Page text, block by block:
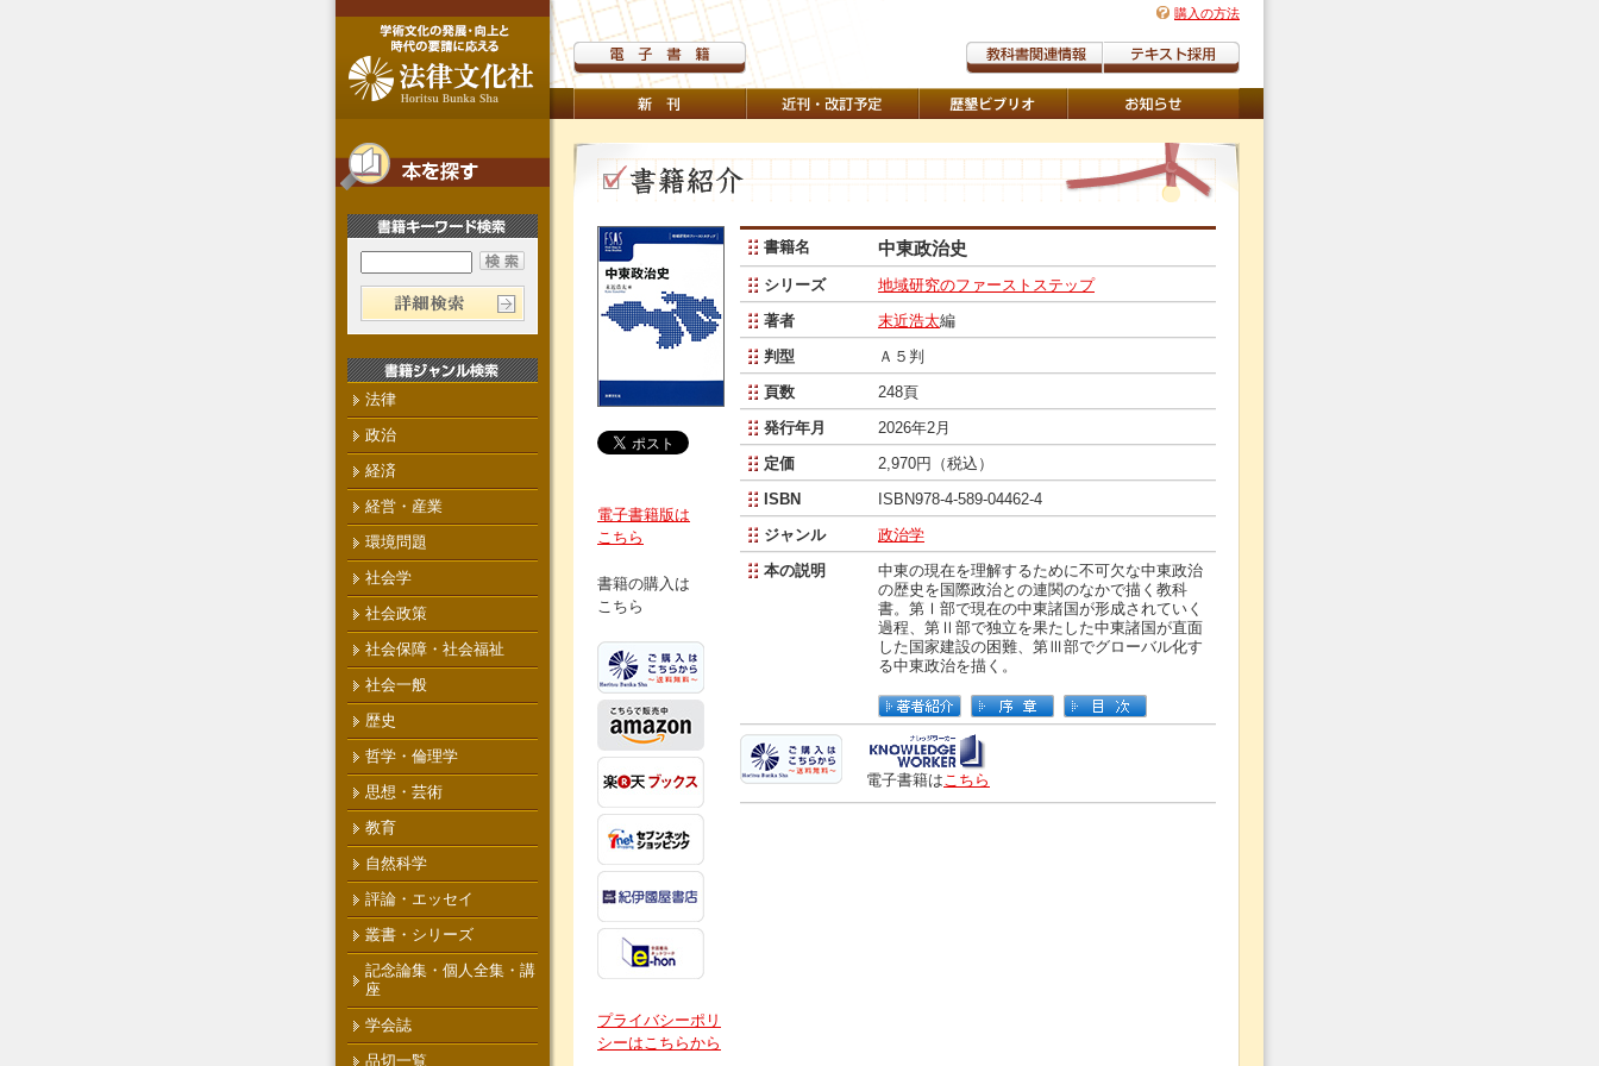
購入の方法
電子書籍版は
こちら
書籍の購入は
こちら
プライバシーポリ
シーはこちらから
書籍名 中東政治史
シリーズ
地域研究のファーストステップ
著者
末近浩太編
判型
Ａ５判
頁数
248頁
発行年月
2026年2月
定価
2,970円（税込）
ISBN
ISBN978-4-589-04462-4
ジャンル
政治学
本の説明
中東の現在を理解するために不可欠な中東政治
の歴史を国際政治との連関のなかで描く教科
書。第Ⅰ部で現在の中東諸国が形成されていく
過程、第Ⅱ部で独立を果たした中東諸国が直面
した国家建設の困難、第Ⅲ部でグローバル化す
る中東政治を描く。
電子書籍はこちら
法律
政治
経済
経営・産業
環境問題
社会学
社会政策
社会保障・社会福祉
社会一般
歴史
哲学・倫理学
思想・芸術
教育
自然科学
評論・エッセイ
叢書・シリーズ
記念論集・個人全集・講
座
学会誌
品切一覧